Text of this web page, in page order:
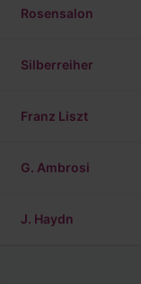
Rosensalon
Silberreiher
Franz Liszt
G. Ambrosi
J. Haydn